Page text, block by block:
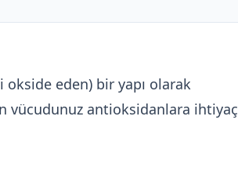
eden) bir yapı olarak
vücudunuz antioksidanlara ihtiyaç